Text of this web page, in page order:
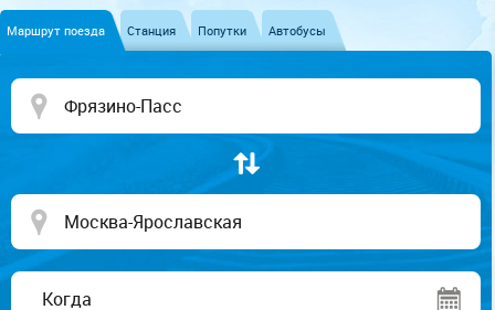
Маршрут поезда Станция Попутки Автобусы